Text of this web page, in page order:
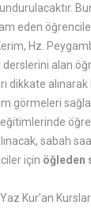
eden
Hz.
derslerini alan
dikkate
görmeleri
eğitimlerinde
sabah
için öğleden
Kur’an